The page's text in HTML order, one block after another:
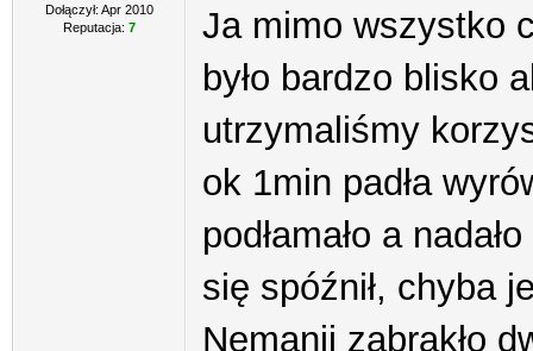
Dołączył: Apr 2010
Reputacja: 7
Ja mimo wszystko
było bardzo blisko
utrzymaliśmy
ok 1min padła
podłamało a
się spóźnił, chyba
Nemanji zabrakło